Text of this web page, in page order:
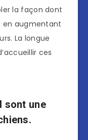
la façon dont
en augmentant
La longue
ces
sont une